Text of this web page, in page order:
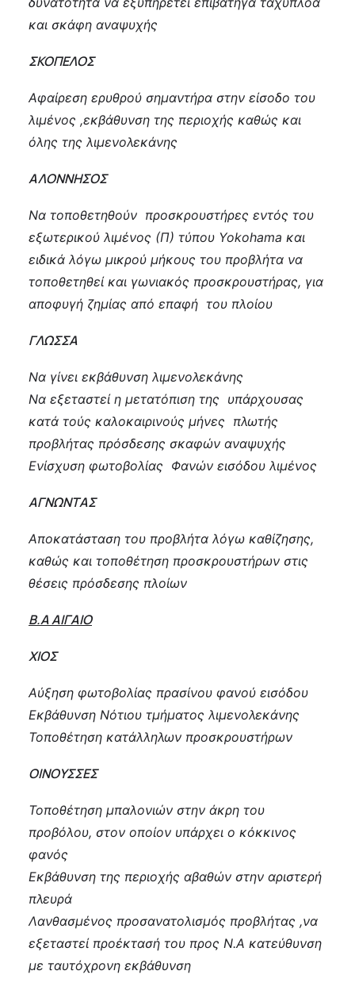
και σκάφη αναψυχής
ΣΚΟΠΕΛΟΣ
Αφαίρεση ερυθρού σημαντήρα στην είσοδο του
λιμένος ,εκβάθυνση της περιοχής καθώς και
όλης της λιμενολεκάνης
ΑΛΟΝΝΗΣΟΣ
Να τοποθετηθούν προσκρουστήρες εντός του
εξωτερικού λιμένος (Π) τύπου Yokohama και
ειδικά λόγω μικρού μήκους του προβλήτα να
τοποθετηθεί και γωνιακός προσκρουστήρας, για
αποφυγή ζημίας από επαφή του πλοίου
ΓΛΩΣΣΑ
Να γίνει εκβάθυνση λιμενολεκάνης
Να εξεταστεί η μετατόπιση της υπάρχουσας
κατά τούς καλοκαιρινούς μήνες πλωτής
προβλήτας πρόσδεσης σκαφών αναψυχής
Ενίσχυση φωτοβολίας Φανών εισόδου λιμένος
ΑΓΝΩΝΤΑΣ
Αποκατάσταση του προβλήτα λόγω καθίζησης,
καθώς και τοποθέτηση προσκρουστήρων στις
θέσεις πρόσδεσης πλοίων
Β.Α ΑΙΓΑΙΟ
ΧΙΟΣ
Αύξηση φωτοβολίας πρασίνου φανού εισόδου
Εκβάθυνση Νότιου τμήματος λιμενολεκάνης
Τοποθέτηση κατάλληλων προσκρουστήρων
ΟΙΝΟΥΣΣΕΣ
Τοποθέτηση μπαλονιών στην άκρη του
προβόλου, στον οποίον υπάρχει ο κόκκινος
φανός
Εκβάθυνση της περιοχής αβαθών στην αριστερή
πλευρά
Λανθασμένος προσανατολισμός προβλήτας ,να
εξεταστεί προέκτασή του προς Ν.Α κατεύθυνση
με ταυτόχρονη εκβάθυνση